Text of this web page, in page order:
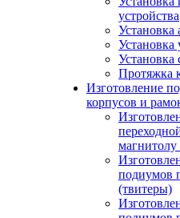
устройства
Установка
Установка
Установка
Протяжка
Изготовление
корпусов и
подиумов
(твитеры)